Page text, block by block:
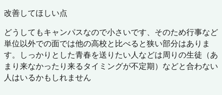
改善してほしい点
どうしてもキャンパスなので小さいです、そのため行事など
単位以外での面では他の高校と比べると狭い部分はありま
す。しっかりとした青春を送りたい人などは周りの生徒（あ
まり来なかったり来るタイミングが不定期）などと合わない
人はいるかもしれません